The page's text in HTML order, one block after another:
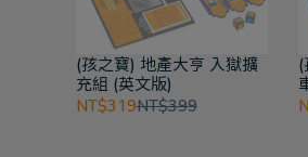
(孩之寶) 地產大亨 入獄擴
充組 (英文版)
NT$319NT$399
(